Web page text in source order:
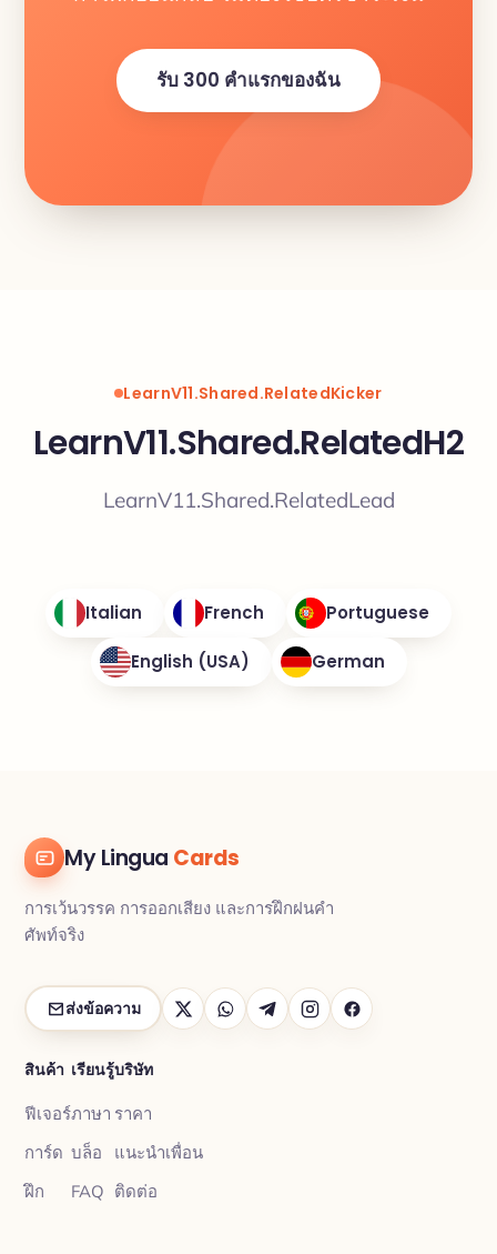
รับ 300 คำแรกของฉัน
LearnV11.Shared.RelatedKicker
LearnV11.Shared.RelatedH2
LearnV11.Shared.RelatedLead
Italian French Portuguese
English (USA) German
My Lingua Cards
การเว้นวรรค การออกเสียง และการฝึกฝนคำ
ศัพท์จริง
ส่งข้อความ
สินค้า
ฟีเจอร์
การ์ด
ฝึก
เรียนรู้
ภาษา
บล็อ
FAQ
บริษัท
ราคา
แนะนำเพื่อน
ติดต่อ